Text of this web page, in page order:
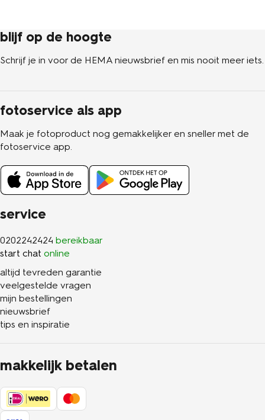
service
0202242424 bereikbaar
start chat online
altijd tevreden garantie
veelgestelde vragen
mijn bestellingen
nieuwsbrief
tips en inspiratie
makkelijk betalen
blijf op de hoogte
Schrijf je in voor de HEMA nieuwsbrief en mis nooit meer iets.
fotoservice als app
Maak je fotoproduct nog gemakkelijker en sneller met de
fotoservice app.